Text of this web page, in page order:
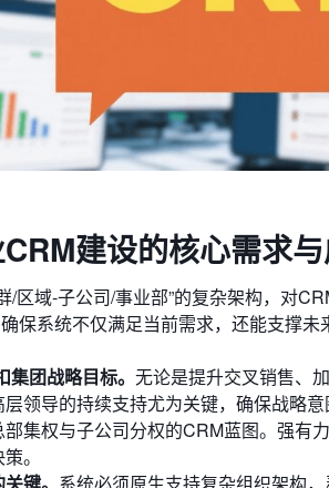
建设的核心需求
/区域-子公司/事业部”的复杂架构，对
保系统不仅满足当前需求，还能支撑未
团战略目标。 无论是提升交叉销售、
领导的持续支持尤为关键，确保战略
集权与子公司分权的CRM蓝图。强有
。